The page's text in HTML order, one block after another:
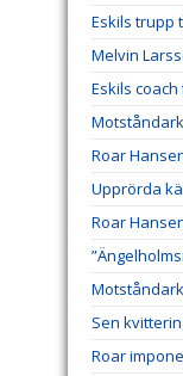
Eskils trupp
Melvin
Eskils
Roar
Upprörda
Roar
Sen
Roar